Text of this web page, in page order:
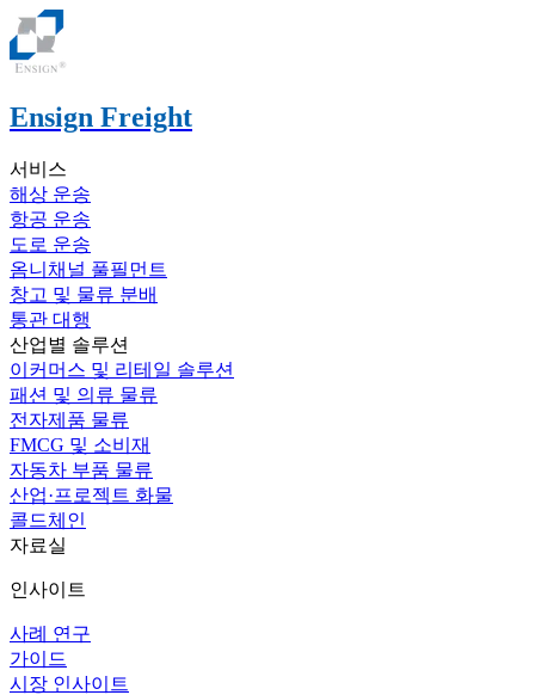
Ensign Freight
서비스
해상 운송
항공 운송
도로 운송
옴니채널 풀필먼트
창고 및 물류 분배
통관 대행
산업별 솔루션
이커머스 및 리테일 솔루션
패션 및 의류 물류
전자제품 물류
FMCG 및 소비재
자동차 부품 물류
산업·프로젝트 화물
콜드체인
자료실
인사이트
사례 연구
가이드
시장 인사이트